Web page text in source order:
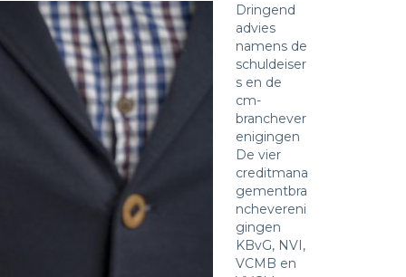
Dringend
advies
namens de
schuldeiser
s en de
cm-
branchever
enigingen
De vier
creditmana
gementbra
nchevereni
gingen
KBvG, NVI,
VCMB en